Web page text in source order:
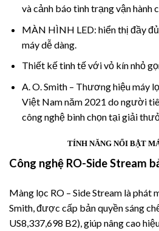
và cảnh báo tình trạng vận hành
MÀN HÌNH LED: hiển thị đầy
máy dễ dàng.
Thiết kế tinh tế với vỏ kín nhỏ
A. O. Smith – Thương hiệu máy
Việt Nam năm 2021 do người
công nghệ bình chọn tại giải
TÍNH NĂNG NỔI BẬT
Công nghệ RO-Side Stream
Màng lọc RO – Side Stream là phát
Smith, được cấp bản quyền sáng
US8,337,698 B2), giúp nâng cao